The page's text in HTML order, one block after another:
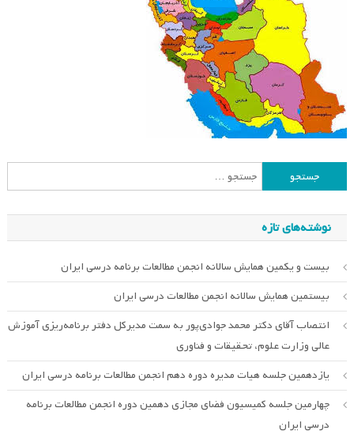
جستجو
برای:
نوشته‌های تازه
بیست و یکمین همایش سالانه انجمن مطالعات برنامه درسی ایران
بیستمین همایش سالانه انجمن مطالعات درسی ایران
انتصاب آقای دکتر محمد جوادی‌پور به سمت مدیرکل دفتر برنامه‌ریزی آموزش
عالی وزارت علوم، تحقیقات و فناوری
یازدهمین جلسه هیات مدیره دوره دهم انجمن مطالعات برنامه درسی ایران
چهارمین جلسه کمیسیون فضای مجازی دهمین دوره انجمن مطالعات برنامه
درسی ایران